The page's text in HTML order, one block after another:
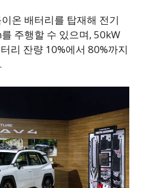
온 배터리를 탑재해 전기
주행할 수 있으며, 50kW
리 잔량 10%에서 80%까지